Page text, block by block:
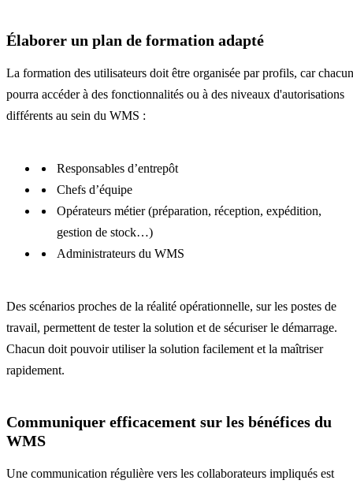
Élaborer un plan de formation adapté
La formation des utilisateurs doit être organisée par profils, car chacun
pourra accéder à des fonctionnalités ou à des niveaux d'autorisations
différents au sein du WMS :
Responsables d’entrepôt
Chefs d’équipe
Opérateurs métier (préparation, réception, expédition,
gestion de stock…)
Administrateurs du WMS
Des scénarios proches de la réalité opérationnelle, sur les postes de
travail, permettent de tester la solution et de sécuriser le démarrage.
Chacun doit pouvoir utiliser la solution facilement et la maîtriser
rapidement.
Communiquer efficacement sur les bénéfices du
WMS
Une communication régulière vers les collaborateurs impliqués est